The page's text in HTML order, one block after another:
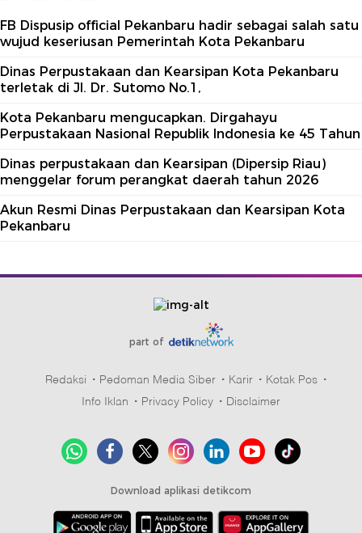
FB Dispusip official Pekanbaru hadir sebagai salah satu
wujud keseriusan Pemerintah Kota Pekanbaru
Dinas Perpustakaan dan Kearsipan Kota Pekanbaru
terletak di Jl. Dr. Sutomo No.1,
Kota Pekanbaru mengucapkan. Dirgahayu
Perpustakaan Nasional Republik Indonesia ke 45 Tahun
Dinas perpustakaan dan Kearsipan (Dipersip Riau)
menggelar forum perangkat daerah tahun 2026
Akun Resmi Dinas Perpustakaan dan Kearsipan Kota
Pekanbaru
part of
Redaksi Pedoman Media Siber Karir
Kotak Pos
Info Iklan
Privacy Policy Disclaimer
Download aplikasi detikcom